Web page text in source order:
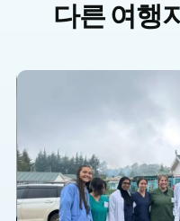
다른 여행